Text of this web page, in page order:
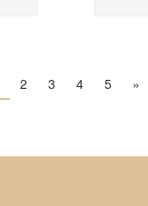
2 3 4 5 »